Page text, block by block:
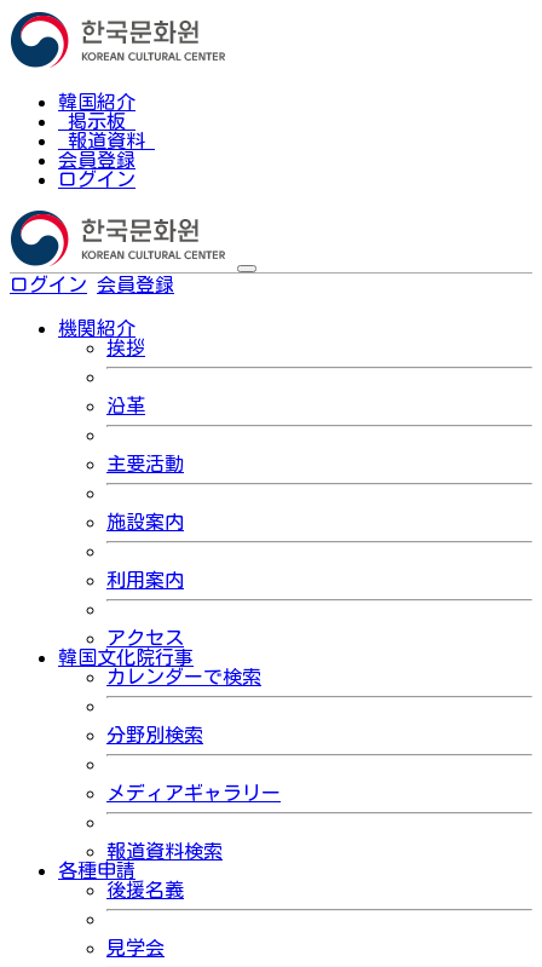
韓国紹介
掲示板
報道資料
会員登録
ログイン
ログイン 会員登録
機関紹介
挨拶
沿革
主要活動
施設案内
利用案内
アクセス
韓国文化院行事
カレンダーで検索
分野別検索
メディアギャラリー
報道資料検索
各種申請
後援名義
見学会